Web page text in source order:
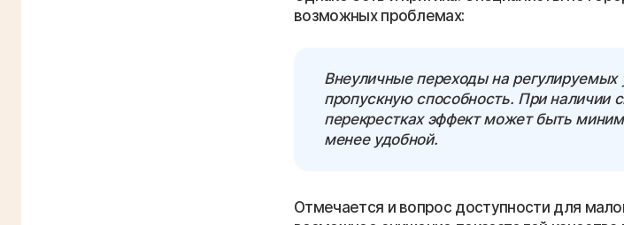
возможных проблемах:
Внеуличные переходы на
пропускную способность. При наличии
перекрестках эффект может быть
менее удобной.
Отмечается и вопрос доступности для